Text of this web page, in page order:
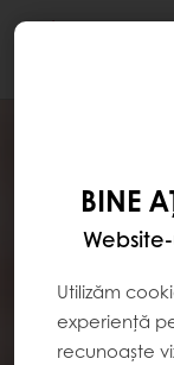
BINE
Utilizăm
experiență
recunoaște